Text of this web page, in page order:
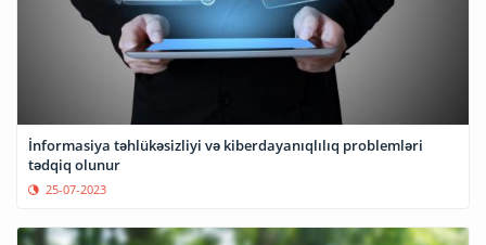
İnformasiya təhlükəsizliyi və kiberdayanıqlılıq problemləri
tədqiq olunur
25-07-2023